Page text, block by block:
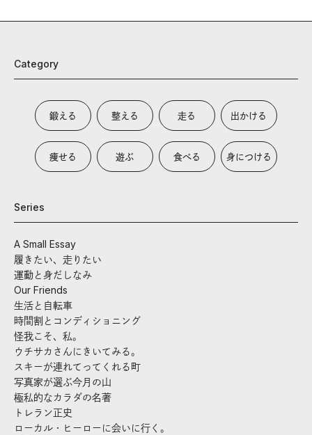
Category
鍛える 整える 走る 出かける
痩せる 遊ぶ 食べる 身につける
Series
A Small Essay
履きたい、走りたい
運動と身だしなみ
Our Friends
生活と自転車
時間割とコンディショニング
怪我こそ、私。
ウチサカさんにきいてみる。
スキーが連れてってくれる町
写真家が選ぶ今月の山
極私的なカラダの名著
トレラン正史
ローカル・ヒーローに会いに行く。